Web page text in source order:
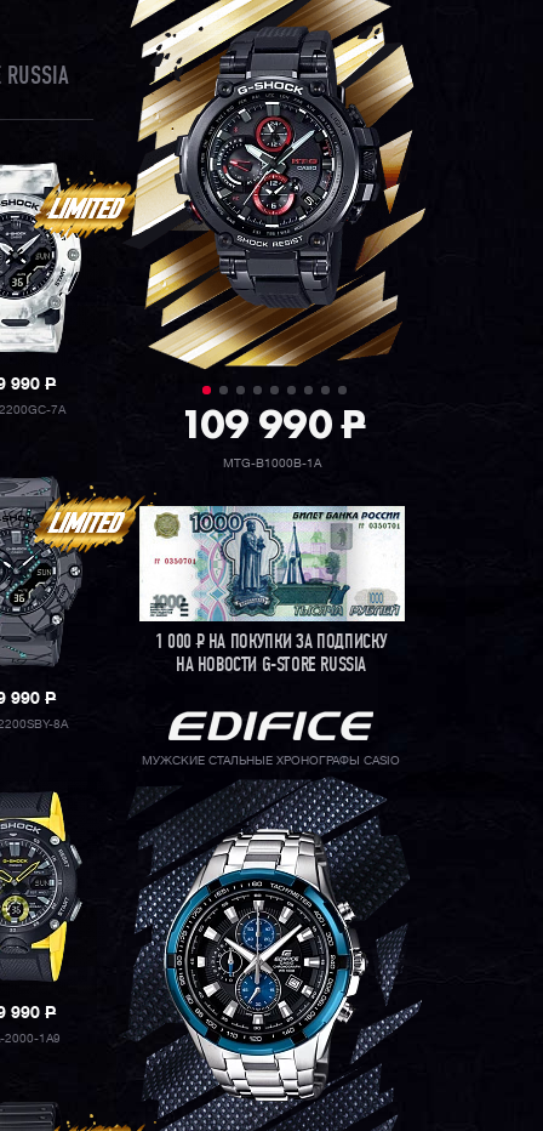
990P
7A
990P
8A
990P
2000-1A9
109 990P
MTG-B1000B-1A
1 000РНА ПОКУПКИ ЗА ПОДПИСКУ
НА НОВОСТИ G-STORE RUSSIA
МУЖСКИЕ СТАЛЬНЫЕ ХРОНОГРАФЫ CASIO